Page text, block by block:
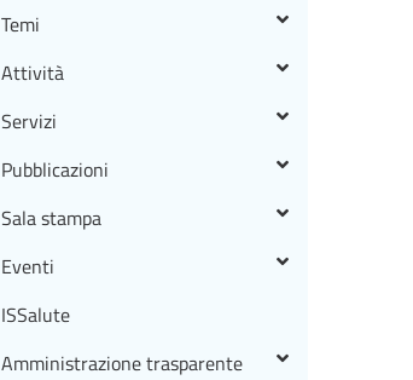
Temi
Attività
Servizi
Pubblicazioni
Sala stampa
Eventi
ISSalute
Amministrazione trasparente